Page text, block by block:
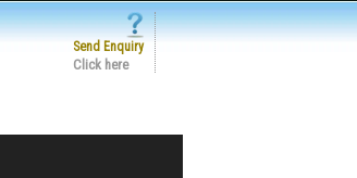
Send Enquiry
Click here